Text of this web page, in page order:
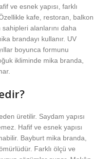
ve esnek yapısı, farklı
kafe, restoran, balkon
alanlarını daha
brandayı kullanır. UV
boyunca formunu
ikliminde mika branda,
üretilir. Saydam yapısı
Hafif ve esnek yapısı
Bayburt mika branda,
Farklı ölçü ve